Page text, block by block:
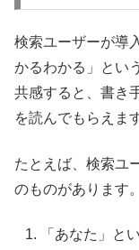
検索ユーザーが導
かるわかる」とい
共感すると、書き
を読んでもらえま
たとえば、検索ユ
のものがあります。
「あなた」と